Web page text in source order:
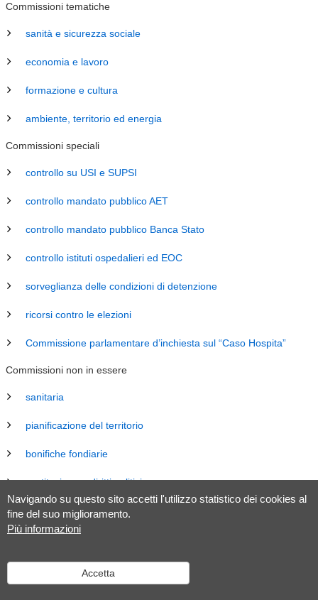
Navigando su questo sito accetti l'utilizzo statistico dei cookies al
fine del suo miglioramento.
Più informazioni
Accetta
Commissioni tematiche
sanità e sicurezza sociale
economia e lavoro
formazione e cultura
ambiente, territorio ed energia
Commissioni speciali
controllo su USI e SUPSI
controllo mandato pubblico AET
controllo mandato pubblico Banca Stato
controllo istituti ospedalieri ed EOC
sorveglianza delle condizioni di detenzione
ricorsi contro le elezioni
Commissione parlamentare d’inchiesta sul “Caso Hospita”
Commissioni non in essere
sanitaria
pianificazione del territorio
bonifiche fondiarie
costituzione e diritti politici
energia